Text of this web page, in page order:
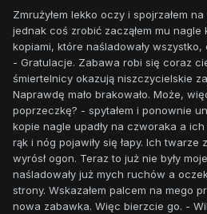
Zmrużyłem lekko oczy i spojrzałem
jednak coś zrobić zacząłem mu nagle
kopiami, które naśladowały wszystko,
- Gratulacje. Zabawa robi się coraz
śmiertelnicy okazują niszczycielskie
Naprawdę mało brakowało. Może,
poprzeczkę? - spytałem i ponownie
kopie nagle upadły na czworaka a ich
rąk i nóg pojawiły się łapy. Ich twarze
wyrósł ogon. Teraz to już nie były
naśladowały już mych ruchów a
strony. Wskazałem palcem na mego
nowa zabawka. Więc bierzcie go. -